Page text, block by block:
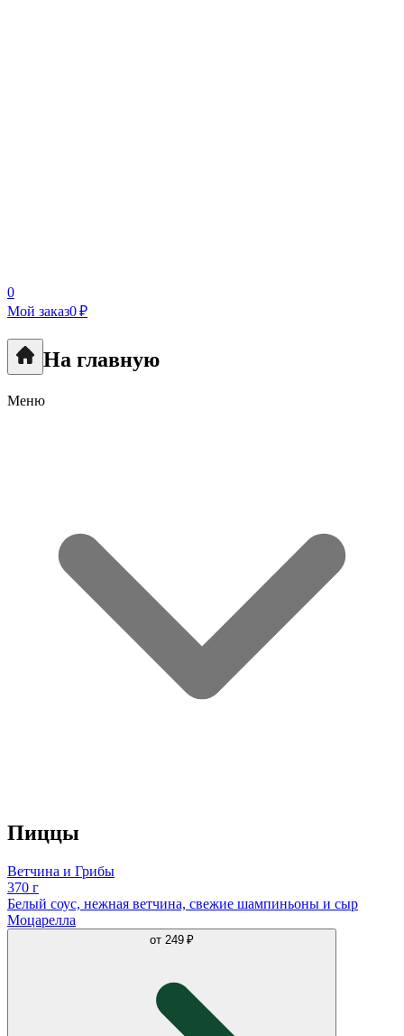
0
Мой заказ0 ₽
На главную
Меню
Пиццы
Ветчина и Грибы
370 г
Белый соус, нежная ветчина, свежие шампиньоны и сыр
Моцарелла
от 249 ₽